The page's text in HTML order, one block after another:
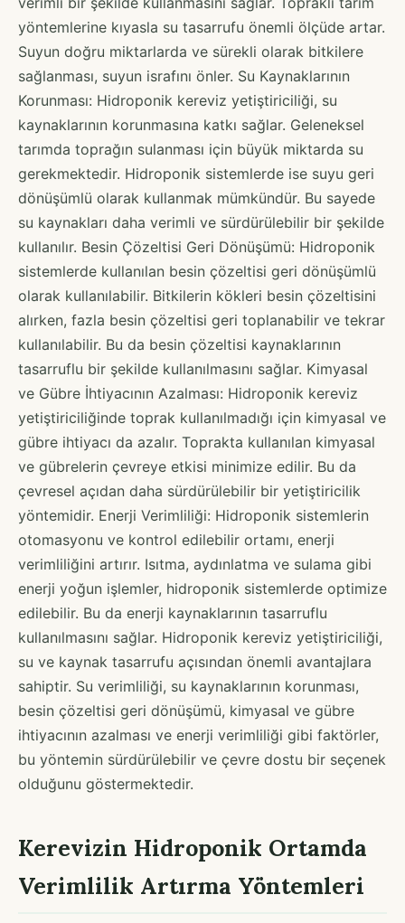
yöntemlerine kıyasla su tasarrufu önemli ölçüde artar.
Suyun doğru miktarlarda ve sürekli olarak bitkilere
sağlanması, suyun israfını önler. Su Kaynaklarının
Korunması: Hidroponik kereviz yetiştiriciliği, su
kaynaklarının korunmasına katkı sağlar. Geleneksel
tarımda toprağın sulanması için büyük miktarda su
gerekmektedir. Hidroponik sistemlerde ise suyu geri
dönüşümlü olarak kullanmak mümkündür. Bu sayede
su kaynakları daha verimli ve sürdürülebilir bir şekilde
kullanılır. Besin Çözeltisi Geri Dönüşümü: Hidroponik
sistemlerde kullanılan besin çözeltisi geri dönüşümlü
olarak kullanılabilir. Bitkilerin kökleri besin çözeltisini
alırken, fazla besin çözeltisi geri toplanabilir ve tekrar
kullanılabilir. Bu da besin çözeltisi kaynaklarının
tasarruflu bir şekilde kullanılmasını sağlar. Kimyasal
ve Gübre İhtiyacının Azalması: Hidroponik kereviz
yetiştiriciliğinde toprak kullanılmadığı için kimyasal ve
gübre ihtiyacı da azalır. Toprakta kullanılan kimyasal
ve gübrelerin çevreye etkisi minimize edilir. Bu da
çevresel açıdan daha sürdürülebilir bir yetiştiricilik
yöntemidir. Enerji Verimliliği: Hidroponik sistemlerin
otomasyonu ve kontrol edilebilir ortamı, enerji
verimliliğini artırır. Isıtma, aydınlatma ve sulama gibi
enerji yoğun işlemler, hidroponik sistemlerde optimize
edilebilir. Bu da enerji kaynaklarının tasarruflu
kullanılmasını sağlar. Hidroponik kereviz yetiştiriciliği,
su ve kaynak tasarrufu açısından önemli avantajlara
sahiptir. Su verimliliği, su kaynaklarının korunması,
besin çözeltisi geri dönüşümü, kimyasal ve gübre
ihtiyacının azalması ve enerji verimliliği gibi faktörler,
bu yöntemin sürdürülebilir ve çevre dostu bir seçenek
olduğunu göstermektedir.
Kerevizin Hidroponik Ortamda
Verimlilik Artırma Yöntemleri